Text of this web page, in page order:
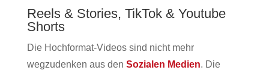
Reels & Stories, TikTok & Youtube
Shorts
Die Hochformat-Videos sind nicht mehr
wegzudenken aus den Sozialen Medien. Die